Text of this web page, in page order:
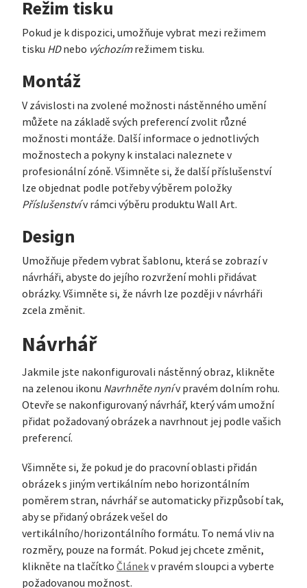
Režim tisku
Pokud je k dispozici, umožňuje vybrat mezi režimem
tisku HDnebo výchozímrežimem tisku.
Montáž
V závislosti na zvolené možnosti nástěnného umění
můžete na základě svých preferencí zvolit různé
možnosti montáže. Další informace o jednotlivých
možnostech a pokyny k instalaci naleznete v
profesionální zóně. Všimněte si, že další příslušenství
lze objednat podle potřeby výběrem položky
Příslušenstvív rámci výběru produktu Wall Art.
Design
Umožňuje předem vybrat šablonu, která se zobrazí v
návrháři, abyste do jejího rozvržení mohli přidávat
obrázky. Všimněte si, že návrh lze později v návrháři
zcela změnit.
Návrhář
Jakmile jste nakonfigurovali nástěnný obraz, klikněte
na zelenou ikonu Navrhněte nynív pravém dolním rohu.
Otevře se nakonfigurovaný návrhář, který vám umožní
přidat požadovaný obrázek a navrhnout jej podle vašich
preferencí.
Všimněte si, že pokud je do pracovní oblasti přidán
obrázek s jiným vertikálním nebo horizontálním
poměrem stran, návrhář se automaticky přizpůsobí tak,
aby se přidaný obrázek vešel do
vertikálního/horizontálního formátu. To nemá vliv na
rozměry, pouze na formát. Pokud jej chcete změnit,
klikněte na tlačítko Článekv pravém sloupci a vyberte
požadovanou možnost.